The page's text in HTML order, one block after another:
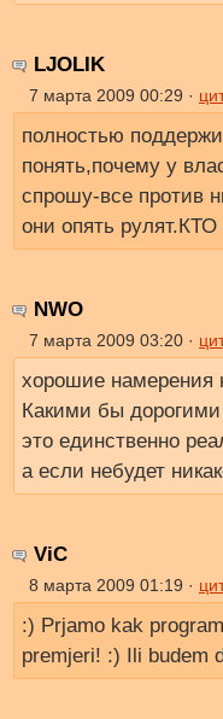
LJOLIK
7 марта 2009 00:29 ·
полностью
понять,почему у
спрошу-все против
они опять
NWO
7 марта 2009 03:20 ·
хорошие намерения
Какими бы
это единственно
а если небудет
ViC
8 марта 2009 01:19 ·
:) Prjamo kak
premjeri! :) Ili budem